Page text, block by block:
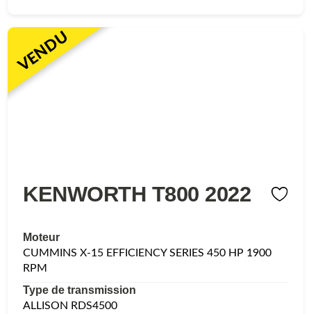
VENDU
KENWORTH T800 2022
Moteur
CUMMINS X-15 EFFICIENCY SERIES 450 HP 1900
RPM
Type de transmission
ALLISON RDS4500